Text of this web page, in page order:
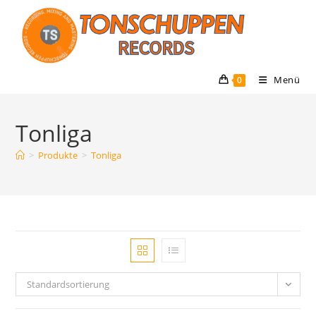
0 Menü
Tonliga
> Produkte > Tonliga
Standardsortierung